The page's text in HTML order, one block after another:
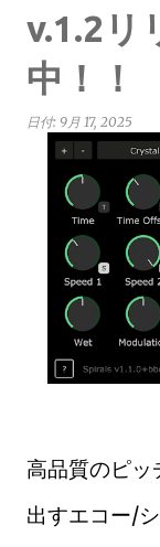
v.1.2リ
中！！
日付: 9月 17, 2025
高品質のピッ
出すエコー/